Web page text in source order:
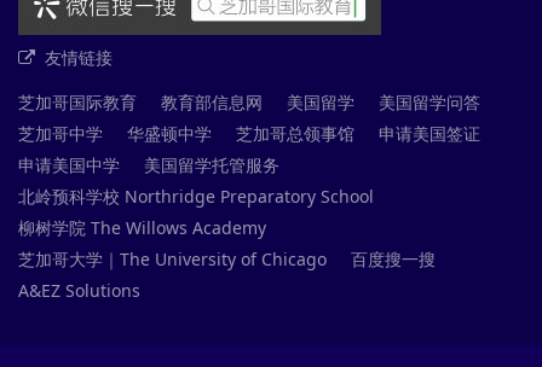
友情链接
芝加哥国际教育
教育部信息网 美国留学
美国留学问答
芝加哥中学
华盛顿中学 芝加哥总领事馆
申请美国签证
申请美国中学
美国留学托管服务
北岭预科学校 Northridge Preparatory School
柳树学院 The Willows Academy
芝加哥大学｜The University of Chicago
百度搜一搜
A&EZ Solutions